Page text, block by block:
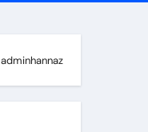
adminhannaz